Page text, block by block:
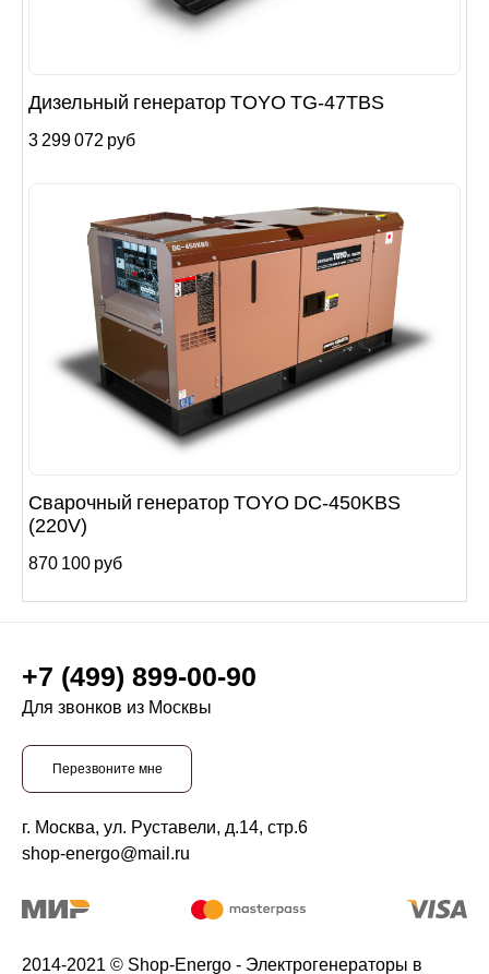
Дизельный генератор TOYO TG-47TBS
3 299 072 руб
Сварочный генератор TOYO DC-450KBS
(220V)
870 100 руб
+7 (499) 899-00-90
Для звонков из Москвы
Перезвоните мне
г. Москва, ул. Руставели, д.14, стр.6
shop-energo@mail.ru
2014-2021 © Shop-Energo - Электрогенераторы в